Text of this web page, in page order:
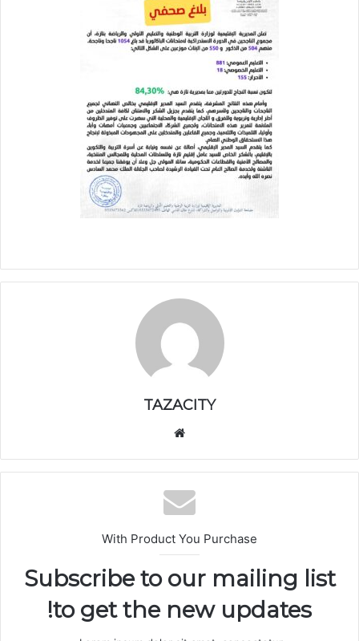
TAZACITY
الوي
ب
With Product You Purchase
Subscribe to our mailing list
to get the new updates!